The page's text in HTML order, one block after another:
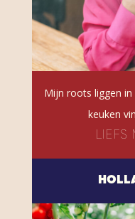
Mijn roots liggen
keuken
LIEFS